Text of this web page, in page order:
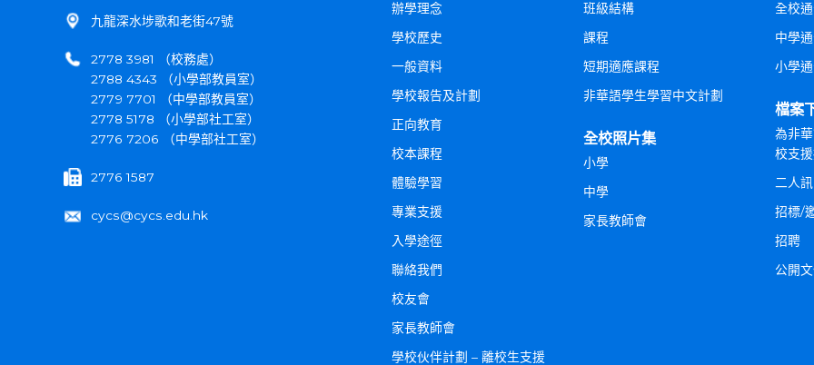
九龍深水埗歌和老街47號
2778 3981 （校務處）
2788 4343 （小學部教員室）
2779 7701 （中學部教員室）
2778 5178 （小學部社工室）
2776 7206 （中學部社工室）
2776 1587
cycs@cycs.edu.hk
辦學理念
學校歷史
一般資料
學校報告及計劃
正向教育
校本課程
體驗學習
專業支援
入學途徑
聯絡我們
校友會
家長教師會
學校伙伴計劃 – 離校生支援
班級結構
課程
短期適應課程
非華語學生學習中文計劃
全校照片集
小學
中學
家長教師會
全校
中學
小學
檔案
為非
校支
二人訊
招標/
招聘
公開